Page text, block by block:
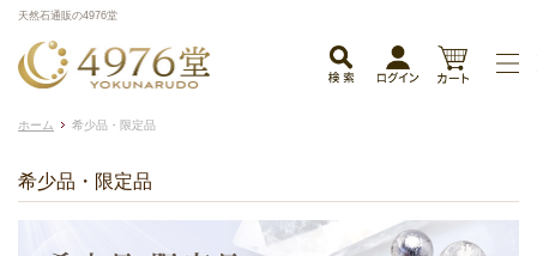
天然石通販の4976堂
ホーム 希少品・限定品
希少品・限定品